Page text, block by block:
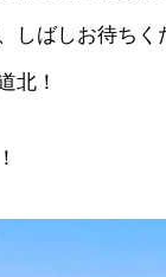
しばしお待ちく
北！